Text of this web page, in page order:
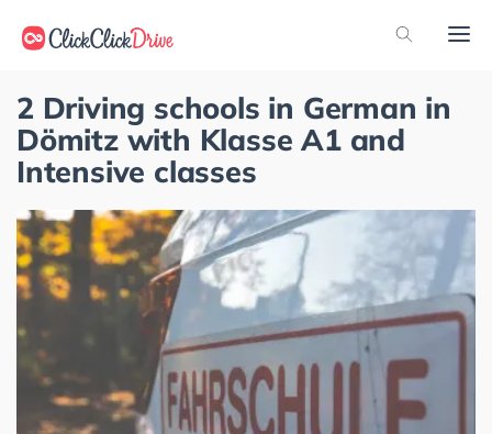
2 Driving schools in German in
Dömitz with Klasse A1 and
Intensive classes